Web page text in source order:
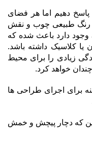
پاسخ دهیم اما هر فضای
رنگ طبیعی چوب و نقش
دارد باعث شده که
کلاسیک داشته باشد.
زیادی را برای محیط
خواهد کرد.
برای اجرای طراحی ها
که دچار پیچش و خمش